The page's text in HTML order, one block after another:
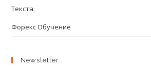
Текста
Форекс Обучение
Newsletter